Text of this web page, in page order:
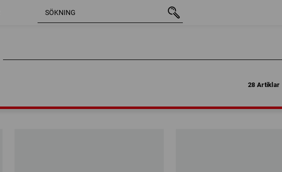
28 Artiklar